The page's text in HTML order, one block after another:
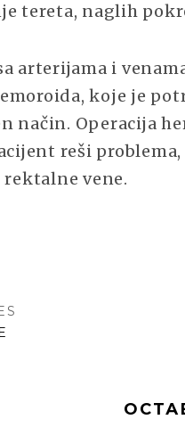
tereta, naglih
arterijama i
koje je
način. Operacija
reši
rektalne vene.